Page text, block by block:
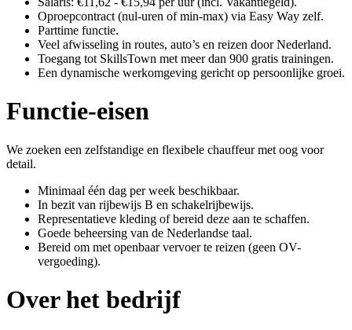
Oproepcontract (nul-uren of min-max) via Easy Way zelf.
Parttime functie.
Veel afwisseling in routes, auto’s en reizen door Nederland.
Toegang tot SkillsTown met meer dan 900 gratis trainingen.
Een dynamische werkomgeving gericht op persoonlijke groei.
Functie-eisen
We zoeken een zelfstandige en flexibele chauffeur met oog voor
detail.
Minimaal één dag per week beschikbaar.
In bezit van rijbewijs B en schakelrijbewijs.
Representatieve kleding of bereid deze aan te schaffen.
Goede beheersing van de Nederlandse taal.
Bereid om met openbaar vervoer te reizen (geen OV-
vergoeding).
Over het bedrijf